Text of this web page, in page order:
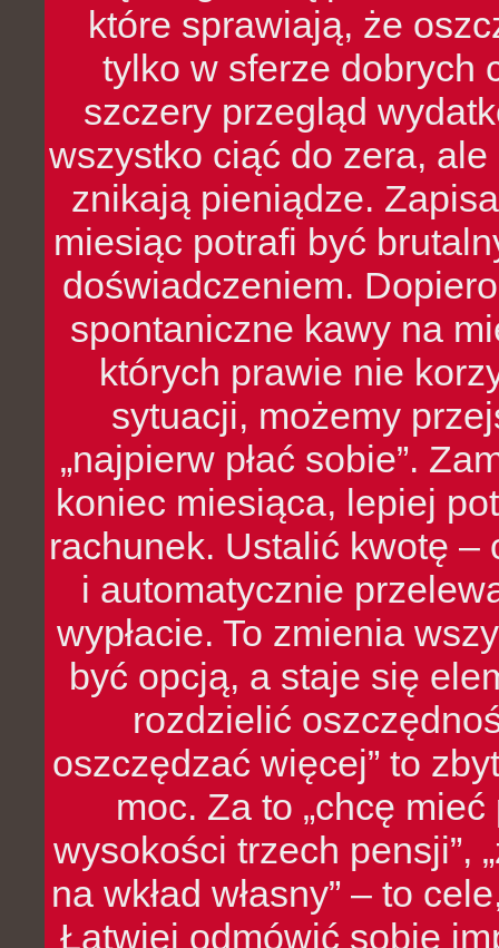
które sprawiają, że
tylko w sferze dobrych
szczery przegląd
wszystko ciąć do zera,
znikają pieniądze.
miesiąc potrafi być
doświadczeniem.
spontaniczne kawy na
których prawie nie
sytuacji, możemy
„najpierw płać sobie”.
koniec miesiąca, lepiej
rachunek. Ustalić kwotę
i automatycznie
wypłacie. To zmienia
być opcją, a staje się
rozdzielić
oszczędzać więcej” to
moc. Za to „chcę
wysokości trzech pensji”,
na wkład własny” – to
Łatwiej odmówić sobie